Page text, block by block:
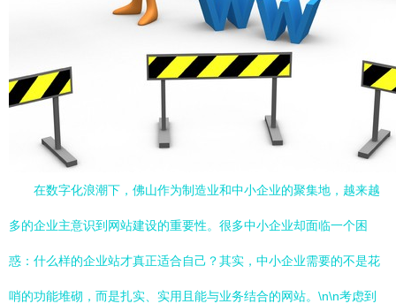
在数字化浪潮下，佛山作为制造业和中小企业的聚集地，越来越
多的企业主意识到网站建设的重要性。很多中小企业却面临一个困
惑：什么样的企业站才真正适合自己？其实，中小企业需要的不是花
哨的功能堆砌，而是扎实、实用且能与业务结合的网站。\n\n考虑到